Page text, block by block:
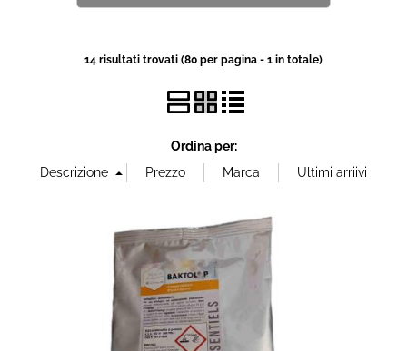
Agricoltura
Ricambi
14 risultati trovati (80 per pagina - 1 in totale)
Ordina per: